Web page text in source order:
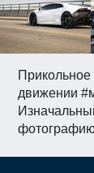
движении
фотографию